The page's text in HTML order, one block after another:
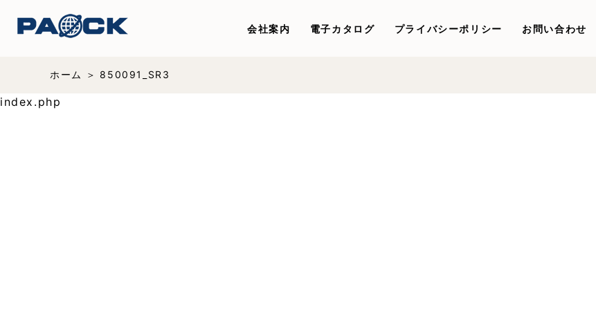
会社案内 電子カタログ プライバシーポリシー お問い合わせ
ホーム 850091_SR3
index.php